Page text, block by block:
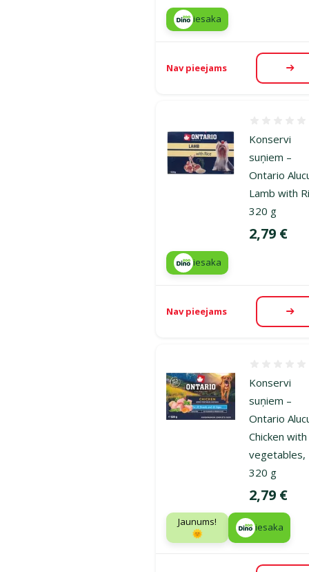
iesaka
Nav pieejams
Konservi
suņiem –
Ontario
Lamb with
320 g
Cena
2,79 €
iesaka
Nav pieejams
Konservi
suņiem –
Ontario
Chicken with
vegetables,
320 g
Cena
2,79 €
Jaunums!
🌞
iesaka